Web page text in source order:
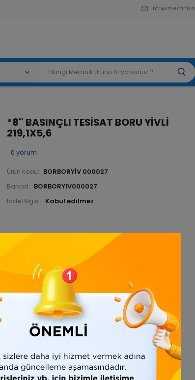
*8'' BASINÇLI TESİSAT BORU YİVLİ
219,1X5,6
0 yorum
Ürün Kodu: BORBORYİV 000027
Barkod: BORBORYIV000027
İade Bilgisi: